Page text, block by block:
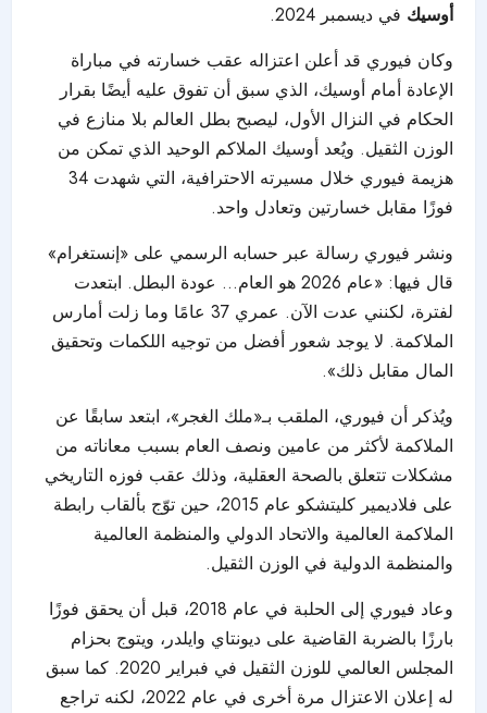
أوسيك في ديسمبر 2024.
وكان فيوري قد أعلن اعتزاله عقب خسارته في مباراة
الإعادة أمام أوسيك، الذي سبق أن تفوق عليه أيضًا بقرار
الحكام في النزال الأول، ليصبح بطل العالم بلا منازع في
الوزن الثقيل. ويُعد أوسيك الملاكم الوحيد الذي تمكن من
هزيمة فيوري خلال مسيرته الاحترافية، التي شهدت 34
فوزًا مقابل خسارتين وتعادل واحد.
ونشر فيوري رسالة عبر حسابه الرسمي على «إنستغرام»
قال فيها: «عام 2026 هو العام… عودة البطل. ابتعدت
لفترة، لكنني عدت الآن. عمري 37 عامًا وما زلت أمارس
الملاكمة. لا يوجد شعور أفضل من توجيه اللكمات وتحقيق
المال مقابل ذلك».
ويُذكر أن فيوري، الملقب بـ«ملك الغجر»، ابتعد سابقًا عن
الملاكمة لأكثر من عامين ونصف العام بسبب معاناته من
مشكلات تتعلق بالصحة العقلية، وذلك عقب فوزه التاريخي
على فلاديمير كليتشكو عام 2015، حين توّج بألقاب رابطة
الملاكمة العالمية والاتحاد الدولي والمنظمة العالمية
والمنظمة الدولية في الوزن الثقيل.
وعاد فيوري إلى الحلبة في عام 2018، قبل أن يحقق فوزًا
بارزًا بالضربة القاضية على ديونتاي وايلدر، ويتوج بحزام
المجلس العالمي للوزن الثقيل في فبراير 2020. كما سبق
له إعلان الاعتزال مرة أخرى في عام 2022، لكنه تراجع